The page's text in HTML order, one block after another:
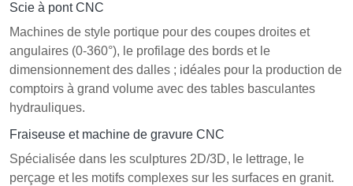
Scie à pont CNC
Machines de style portique pour des coupes droites et
angulaires (0-360°), le profilage des bords et le
dimensionnement des dalles ; idéales pour la production de
comptoirs à grand volume avec des tables basculantes
hydrauliques.
Fraiseuse et machine de gravure CNC
Spécialisée dans les sculptures 2D/3D, le lettrage, le
perçage et les motifs complexes sur les surfaces en granit.